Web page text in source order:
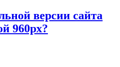
версии сайта
960px?